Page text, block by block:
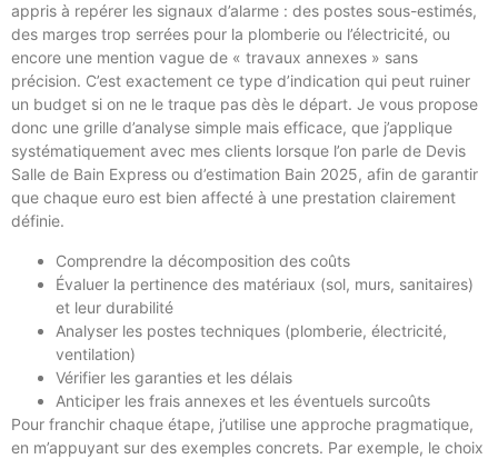
appris à repérer les signaux d’alarme : des postes sous-estimés,
des marges trop serrées pour la plomberie ou l’électricité, ou
encore une mention vague de « travaux annexes » sans
précision. C’est exactement ce type d’indication qui peut ruiner
un budget si on ne le traque pas dès le départ. Je vous propose
donc une grille d’analyse simple mais efficace, que j’applique
systématiquement avec mes clients lorsque l’on parle de Devis
Salle de Bain Express ou d’estimation Bain 2025, afin de garantir
que chaque euro est bien affecté à une prestation clairement
définie.
Comprendre la décomposition des coûts
Évaluer la pertinence des matériaux (sol, murs, sanitaires)
et leur durabilité
Analyser les postes techniques (plomberie, électricité,
ventilation)
Vérifier les garanties et les délais
Anticiper les frais annexes et les éventuels surcoûts
Pour franchir chaque étape, j’utilise une approche pragmatique,
en m’appuyant sur des exemples concrets. Par exemple, le choix